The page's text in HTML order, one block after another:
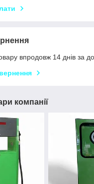
впродовж 14 днів за
компанії